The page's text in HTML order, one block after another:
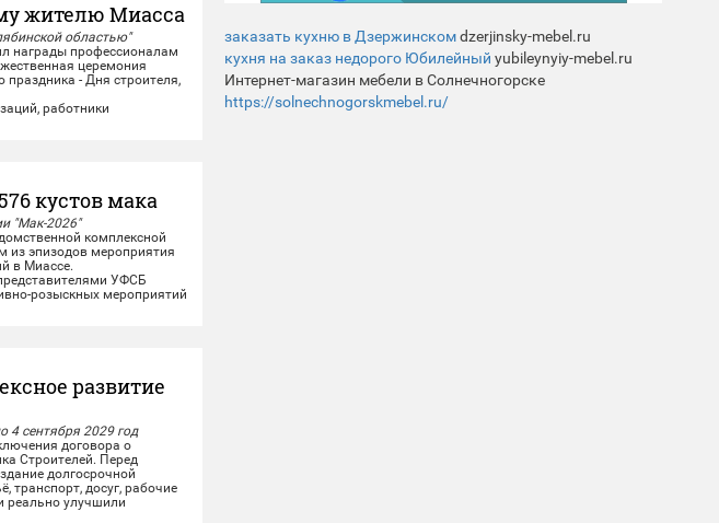
жителю Миасса
областью"
награды профессионалам
церемония
праздника - Дня строителя,
работники
кустов мака
"Мак-2026"
комплексной
из эпизодов мероприятия
в Миассе.
УФСБ
розыскных мероприятий
развитие
4 сентября 2029 год
договора о
Строителей.️ Перед
долгосрочной
транспорт, досуг, рабочие
реально улучшили
заказать кухню в Дзержинскомdzerjinsky-mebel.ru
кухня на заказ недорого Юбилейный yubileynyiy-mebel.ru
Интернет-магазин мебели в Солнечногорске
https://solnechnogorskmebel.ru/